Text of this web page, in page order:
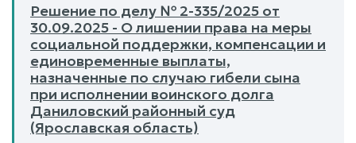
Решение по делу № 2-335/2025 от
30.09.2025 - О лишении права на меры
социальной поддержки, компенсации и
единовременные выплаты,
назначенные по случаю гибели сына
при исполнении воинского долга
Даниловский районный суд
(Ярославская область)